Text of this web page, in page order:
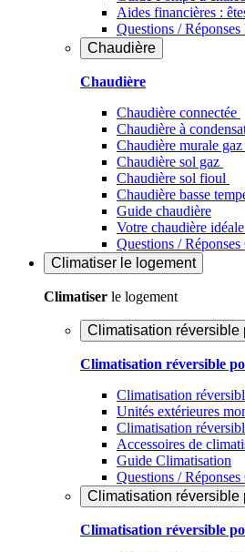
Aides financières :
Questions /
Chaudière
Chaudière
Chaudière connectée
Chaudière à
Chaudière murale gaz
Chaudière sol gaz
Chaudière sol fioul
Chaudière basse
Guide chaudière
Votre chaudière
Questions / Réponses
Climatiser le logement
Climatiser le logement
Climatisation réversible
Climatisation réversible
Climatisation
Unités extérieures
Climatisation
Accessoires de
Guide Climatisation
Questions /
Climatisation réversible
Climatisation réversible